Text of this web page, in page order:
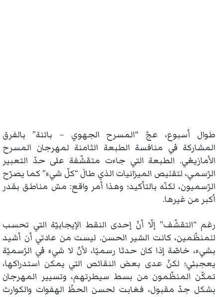
طوال أسبوع، عجّ “المسرح الجهوي – باتنة” بالفرق
المشاركة في منافسة الطبعة الثامنة لمهرجان المسرح
الأمازيغي. الطبعة التي جاءت متقشّفة على حدّ التعبير
الرّسمي، لتقليص الميزانيات الذي طالَ “كلّ شيء” كما يصرّح
الرّسميون، لكنّه بالتأكيد؛ وهذا أمر واقع: مسّ مناطق بقدر
أكبر من غيرها.
رغم “التقشّف” إلّا أنّ إحدى النقط الإيجابيّة التي تحسب
للمنظّمين، كانت السّير الحسن. ليست من عادتي أن أشيد
بشيء، خاصّة إذا كان حدثا رسميّا، لأنْ لا شيء في الرّسميّة
يعجبني؛ لكنْ عدى بعض النقائص التي يمكن استدراكها،
تمكّن المنظّمون من بسط سيطرتهم، وتسيير المهرجان
بشكل جدّ مقبول، فغابت لحسن الحظّ الهفوات والكوارث